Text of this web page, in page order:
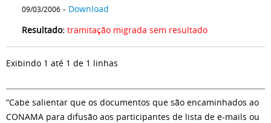
09/03/2006 - Download
Resultado: tramitação migrada sem resultado
Exibindo 1 até 1 de 1 linhas
“Cabe salientar que os documentos que são encaminhados ao
CONAMA para difusão aos participantes de lista de e-mails ou